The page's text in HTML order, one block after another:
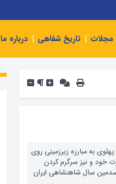
مجلات تاریخ شفاهی درباره ما
۱۳۴۲ ه.ش، مخالفان رژیم پهلوی به مبارزه زیرزمینی روی
موقعیت و قدرت خود و نیز سرگرم کردن
سال شاهنشاهی ایران